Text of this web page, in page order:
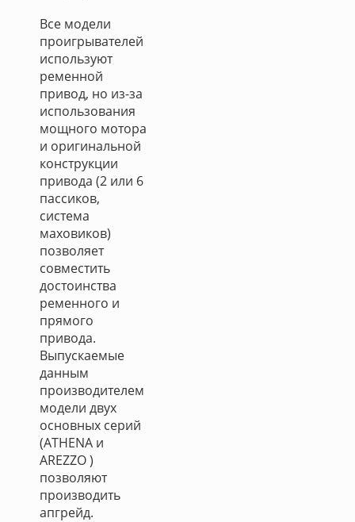
Все модели
проигрывателей
используют
ременной
привод, но из-за
использования
мощного мотора
и оригинальной
конструкции
привода (2 или 6
пасcиков,
система
маховиков)
позволяет
совместить
достоинства
ременного и
прямого
привода.
Выпускаемые
данным
производителем
модели двух
основных серий
(ATHENA и
AREZZO )
позволяют
производить
апгрейд.